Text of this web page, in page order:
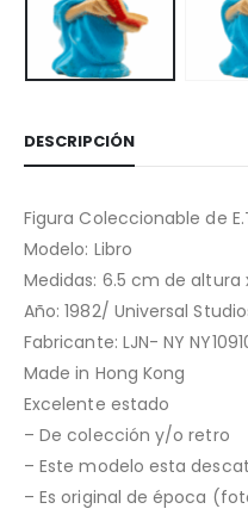
DESCRIPCIÓN
Figura Coleccionable de
Modelo: Libro
Medidas: 6.5 cm de
Año: 1982/ Universal
Fabricante: LJN- NY
Made in Hong Kong
Excelente estado
– De colección y/o retro
– Este modelo esta
– Es original de época